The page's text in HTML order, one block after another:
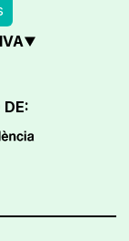
DE: